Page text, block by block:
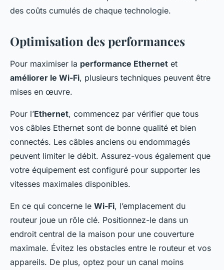
des coûts cumulés de chaque technologie.
Optimisation des performances
Pour maximiser la performance Ethernet et
améliorer le Wi-Fi, plusieurs techniques peuvent être
mises en œuvre.
Pour l’Ethernet, commencez par vérifier que tous
vos câbles Ethernet sont de bonne qualité et bien
connectés. Les câbles anciens ou endommagés
peuvent limiter le débit. Assurez-vous également que
votre équipement est configuré pour supporter les
vitesses maximales disponibles.
En ce qui concerne le Wi-Fi, l’emplacement du
routeur joue un rôle clé. Positionnez-le dans un
endroit central de la maison pour une couverture
maximale. Évitez les obstacles entre le routeur et vos
appareils. De plus, optez pour un canal moins